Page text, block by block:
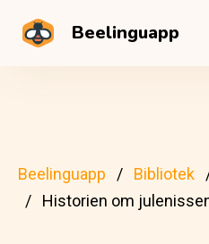
Beelinguapp
Beelinguapp Bibliotek
Historien om